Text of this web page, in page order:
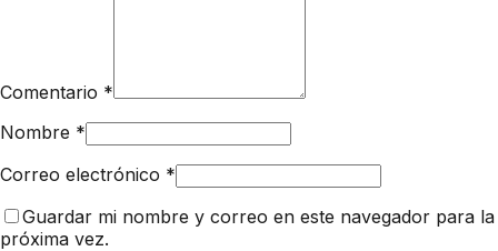
Comentario *
Nombre *
Correo electrónico *
Guardar mi nombre y correo en este navegador para la
próxima vez.